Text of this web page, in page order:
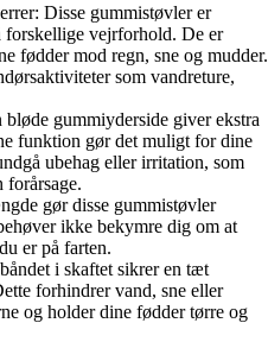
Disse gummistøvler er
forskellige vejrforhold. De er
fødder mod regn, sne og mudder.
som vandreture,
gummiyderside giver ekstra
funktion gør det muligt for dine
ubehag eller irritation, som
forårsage.
gør disse gummistøvler
ikke bekymre dig om at
er på farten.
i skaftet sikrer en tæt
forhindrer vand, sne eller
og holder dine fødder tørre og